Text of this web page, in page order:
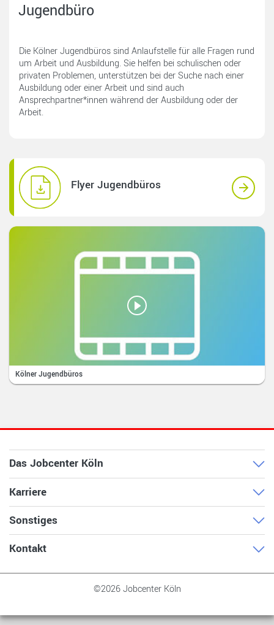
Jugendbüro
Die Kölner Jugendbüros sind Anlaufstelle für alle Fragen rund
um Arbeit und Ausbildung. Sie helfen bei schulischen oder
privaten Problemen, unterstützen bei der Suche nach einer
Ausbildung oder einer Arbeit und sind auch
Ansprechpartner*innen während der Ausbildung oder der
Arbeit.
Flyer Jugendbüros
Kölner Jugendbüros
Das Jobcenter Köln
Karriere
Sonstiges
Kontakt
©2026 Jobcenter Köln